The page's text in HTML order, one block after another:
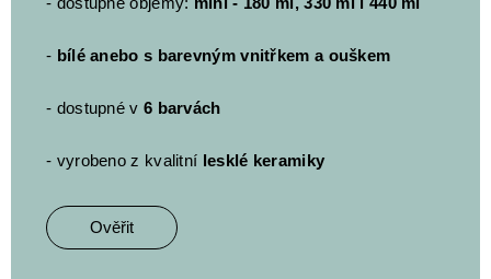
- bílé anebo s barevným vnitřkem a ouškem
- dostupné v 6 barvách
- vyrobeno z kvalitní lesklé keramiky
Ověřit